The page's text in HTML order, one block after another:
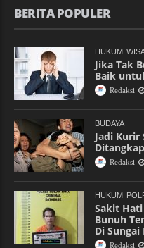
BERITA POPULER
HUKUM
Jika Tak
Baik
Redaksi
BUDAYA
Jadi Kurir
Ditangkap
Redaksi
HUKUM
Sakit Hati
Bunuh
Di Sungai
Redaksi